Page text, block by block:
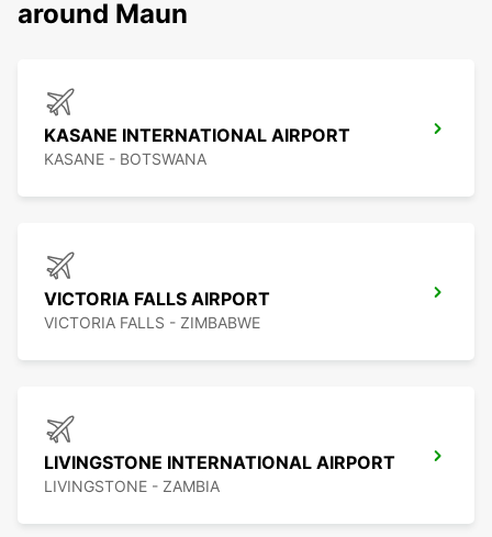
around Maun
KASANE INTERNATIONAL AIRPORT
KASANE - BOTSWANA
VICTORIA FALLS AIRPORT
VICTORIA FALLS - ZIMBABWE
LIVINGSTONE INTERNATIONAL AIRPORT
LIVINGSTONE - ZAMBIA